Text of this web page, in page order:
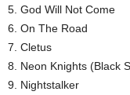
5. God Will Not Come
6. On The Road
7. Cletus
8. Neon Knights (Black
9. Nightstalker